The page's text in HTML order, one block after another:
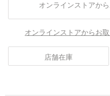
オンラインストアか
オンラインストアからお
店舗在庫